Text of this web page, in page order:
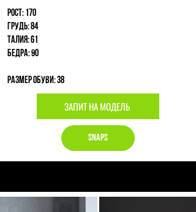
Рост: 170
Грудь: 84
Талия: 61
Бедра: 90
Размер обуви: 38
ЗАПИТ НА МОДЕЛЬ
Snaps